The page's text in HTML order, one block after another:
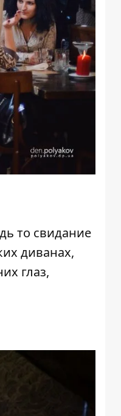
то свидание
диванах,
глаз,